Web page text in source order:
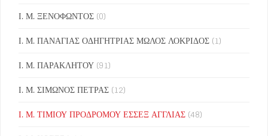
Ι. Μ. ΞΕΝΟΦΩΝΤΟΣ (0)
Ι. Μ. ΠΑΝΑΓΙΑΣ ΟΔΗΓΗΤΡΙΑΣ ΜΩΛΟΣ ΛΟΚΡΙΔΟΣ (1)
Ι. Μ. ΠΑΡΑΚΛΗΤΟΥ (91)
Ι. Μ. ΣΙΜΩΝΟΣ ΠΕΤΡΑΣ (12)
Ι. Μ. ΤΙΜΙΟΥ ΠΡΟΔΡΟΜΟΥ ΕΣΣΕΞ ΑΓΓΛΙΑΣ (48)